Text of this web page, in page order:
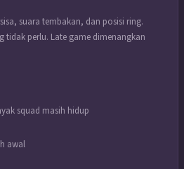
suara tembakan, dan posisi ring.
tidak perlu. Late game dimenangkan
squad masih hidup
awal